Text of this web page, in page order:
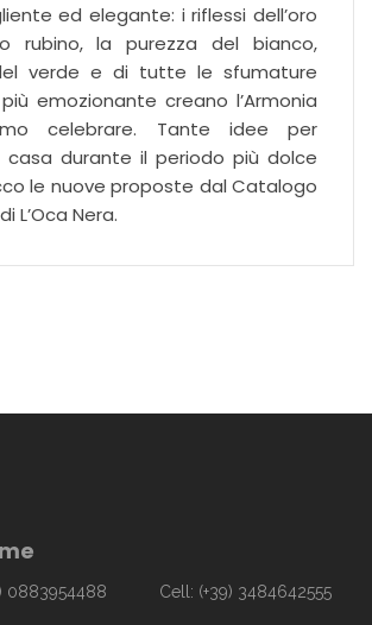
ed elegante: i riflessi dell’oro
rubino, la purezza del bianco,
verde e di tutte le sfumature
emozionante creano l’Armonia
celebrare. Tante idee per
casa durante il periodo più dolce
le nuove proposte dal Catalogo
L’Oca Nera.
0883954488 Cell: (+39) 3484642555